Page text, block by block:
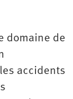
domaine de
accidents